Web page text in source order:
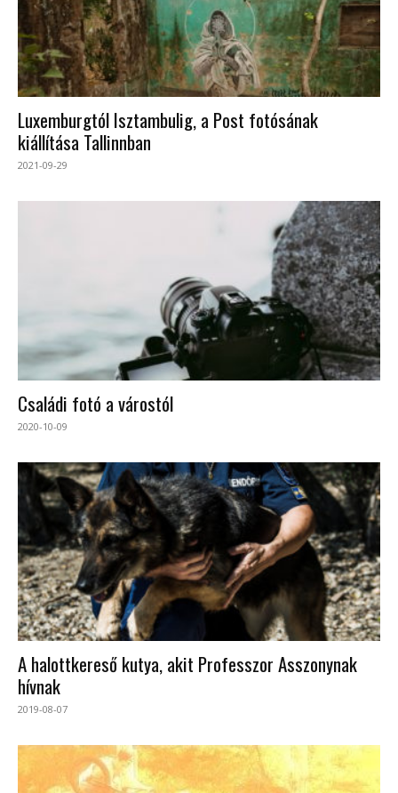
Luxemburgtól Isztambulig, a Post fotósának
kiállítása Tallinnban
2021-09-29
Családi fotó a várostól
2020-10-09
A halottkereső kutya, akit Professzor Asszonynak
hívnak
2019-08-07